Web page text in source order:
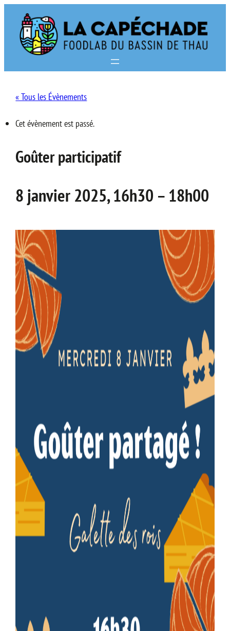
« Tous les Évènements
Cet évènement est passé.
Goûter participatif
8 janvier 2025, 16h30 – 18h00